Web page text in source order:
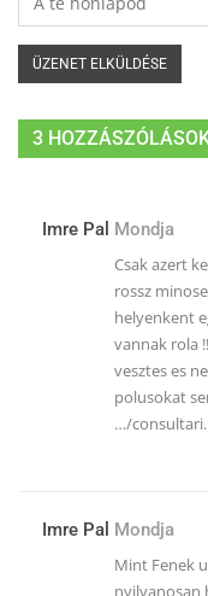
3
Imre Pal Mondja
Csak azert
rossz
helyenkent
vannak rola
vesztes es
polusokat
…/
Imre Pal Mondja
Mint Fenek
nyilvanosan